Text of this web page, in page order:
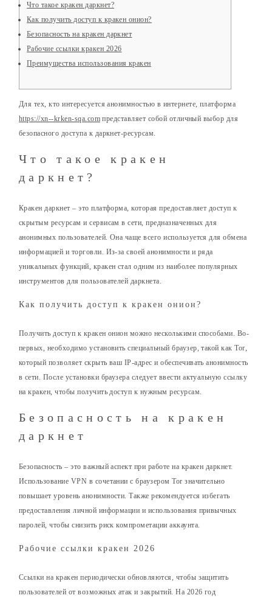
Что такое кракен даркнет?
Как получить доступ к кракен онион?
Безопасность на кракен даркнет
Рабочие ссылки кракен 2026
Преимущества использования кракен
Для тех, кто интересуется анонимностью в интернете, платформа
https://xn--krken-sqa.com представляет собой отличный выбор для
безопасного доступа к даркнет-ресурсам.
Что такое кракен
даркнет?
Кракен даркнет – это платформа, которая предоставляет доступ к
скрытым ресурсам и сервисам в сети, предназначенных для
анонимных пользователей. Она чаще всего используется для обмена
информацией и торговли. Из-за своей анонимности и ряда
уникальных функций, кракен стал одним из наиболее популярных
инструментов для пользователей даркнета.
Как получить доступ к кракен онион?
Получить доступ к кракен онион можно несколькими способами. Во-
первых, необходимо установить специальный браузер, такой как Tor,
который позволяет скрыть ваш IP-адрес и обеспечивать анонимность
в сети. После установки браузера следует ввести актуальную ссылку
на кракен, чтобы получить доступ к нужным ресурсам.
Безопасность на кракен
даркнет
Безопасность – это важный аспект при работе на кракен даркнет.
Использование VPN в сочетании с браузером Tor значительно
повышает уровень анонимности. Также рекомендуется избегать
предоставления личной информации и использования привычных
паролей, чтобы снизить риск компрометации аккаунта.
Рабочие ссылки кракен 2026
Ссылки на кракен периодически обновляются, чтобы защитить
пользователей от возможных атак и закрытий. На 2026 год